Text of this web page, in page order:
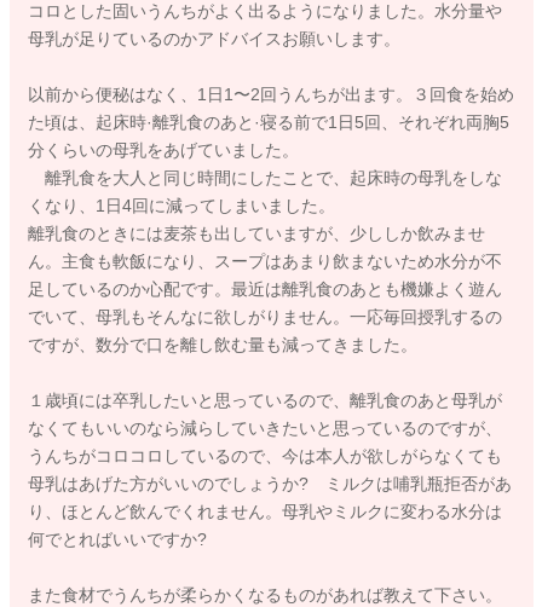
コロとした固いうんちがよく出るようになりました。水分量や
母乳が足りているのかアドバイスお願いします。
以前から便秘はなく、1日1〜2回うんちが出ます。３回食を始め
た頃は、起床時·離乳食のあと·寝る前で1日5回、それぞれ両胸5
分くらいの母乳をあげていました。
離乳食を大人と同じ時間にしたことで、起床時の母乳をしな
くなり、1日4回に減ってしまいました。
離乳食のときには麦茶も出していますが、少ししか飲みませ
ん。主食も軟飯になり、スープはあまり飲まないため水分が不
足しているのか心配です。最近は離乳食のあとも機嫌よく遊ん
でいて、母乳もそんなに欲しがりません。一応毎回授乳するの
ですが、数分で口を離し飲む量も減ってきました。
１歳頃には卒乳したいと思っているので、離乳食のあと母乳が
なくてもいいのなら減らしていきたいと思っているのですが、
うんちがコロコロしているので、今は本人が欲しがらなくても
母乳はあげた方がいいのでしょうか? ミルクは哺乳瓶拒否があ
り、ほとんど飲んでくれません。母乳やミルクに変わる水分は
何でとればいいですか?
また食材でうんちが柔らかくなるものがあれば教えて下さい。